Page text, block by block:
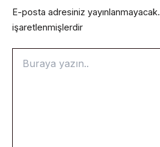
E-posta adresiniz yayınlanmayacak.
işaretlenmişlerdir
yazın..